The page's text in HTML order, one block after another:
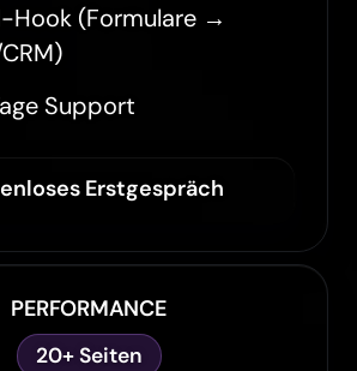
Hook (Formulare →
Support
Erstgespräch
PERFORMANCE
20+ Seiten